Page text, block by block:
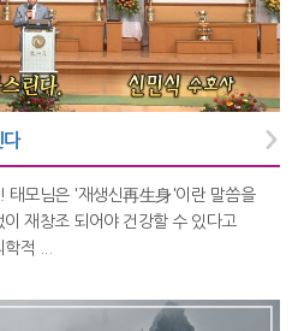
다
태모님은 '재생신再生身'이란 말씀을
재창조 되어야 건강할 수 있다고
적 ...